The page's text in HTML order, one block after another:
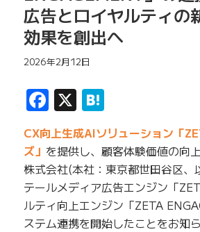
広告とロイヤルティの
効果を創出へ
2026年2月12日
Facebook
X Hatena
CX向上生成AIソリューション「
ズ」 を提供し、顧客体験価値の向
株式会社(本社：東京都世田谷区、
テールメディア広告エンジン「
ルティ向上エンジン「ZETA
ステム連携を開始したことをお知